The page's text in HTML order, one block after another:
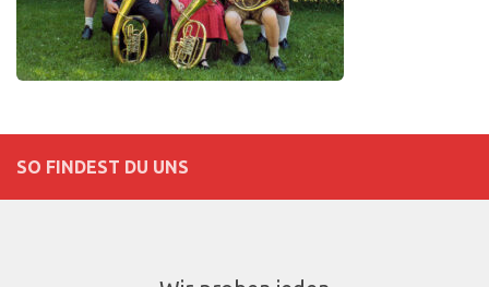
SO FINDEST DU UNS